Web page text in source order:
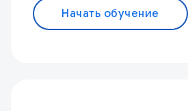
Начать обучение